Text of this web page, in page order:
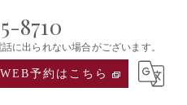
8710
に出られない場合がございます。
WEB予約はこちら